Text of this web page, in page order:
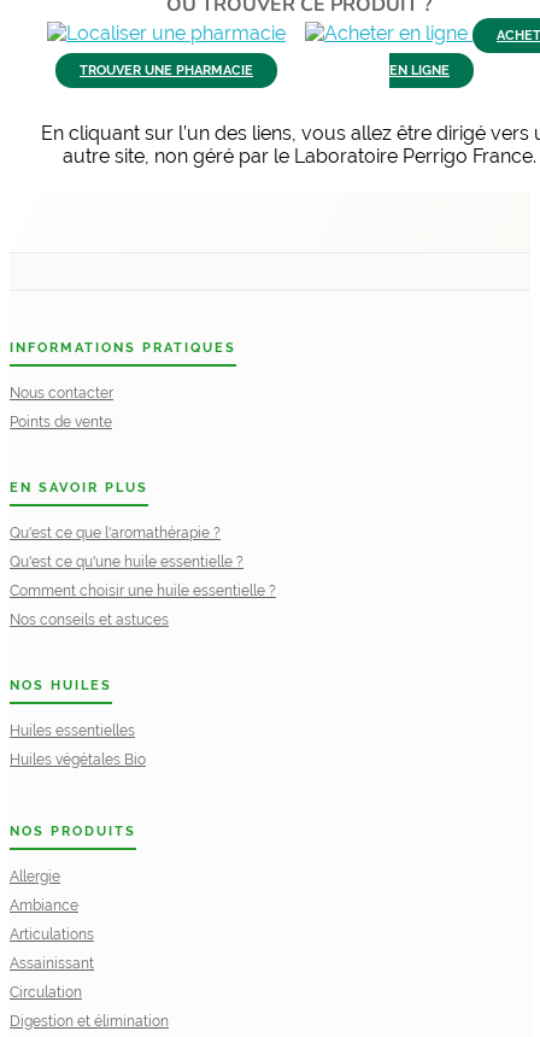
TROUVER UNE PHARMACIE EN LIGNE
En cliquant sur l’un des liens, vous allez être dirigé vers
autre site, non géré par le Laboratoire Perrigo France.
INFORMATIONS PRATIQUES
Nous contacter
Points de vente
EN SAVOIR PLUS
Qu'est ce que l'aromathérapie ?
Qu'est ce qu'une huile essentielle ?
Comment choisir une huile essentielle ?
Nos conseils et astuces
NOS HUILES
Huiles essentielles
Huiles végétales Bio
NOS PRODUITS
Allergie
Ambiance
Articulations
Assainissant
Circulation
Digestion et élimination